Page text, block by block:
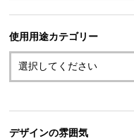
使用用途カテゴリー
デザインの雰囲気